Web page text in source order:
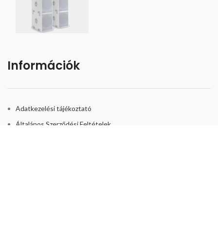
Információk
Adatkezelési tájékoztató
Általános Szerződési Feltételek